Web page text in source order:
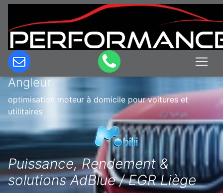
Optimisation & Reprogrammation
moteur à domicile en Belgique à
Angleur
optimisation moteur à domicile pour voitures et
utilitaires
Puissance, Rendement &
solutions AdBlue / EGR Liège